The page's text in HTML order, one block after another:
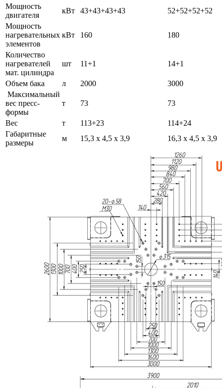
Мощность
двигателя
кВт 43+43+43+43
52+52+52+52
Мощность
нагревательных
элементов
кВт 160 180
Количество
нагревателей
мат. цилиндра
шт 11+1 14+1
Объем бака л 2000
3000
Максимальный
вес пресс-
формы
т 73 73
Вес т 113+23
114+24
Габаритные
размеры
м 15,3 х 4,5 х 3,9 16,3 х 4,5 х 3,9